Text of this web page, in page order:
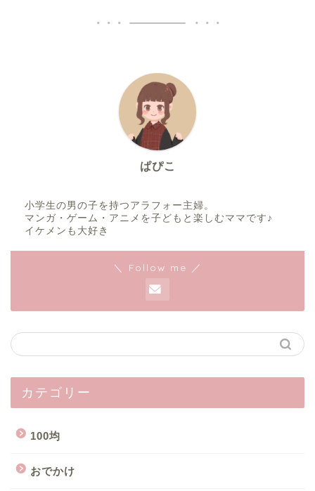
ぱぴこ
小学生の男の子を持つアラフォー主婦。
マンガ・ゲーム・アニメを子どもと楽しむママです♪
イケメンも大好き
＼ Follow me ／
カテゴリー
100均
おでかけ